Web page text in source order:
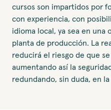
cursos son impartidos por
con experiencia, con
idioma local, ya sea en una
planta de producción. La
reducirá el riesgo de que
aumentando así la
redundando, sin duda, en